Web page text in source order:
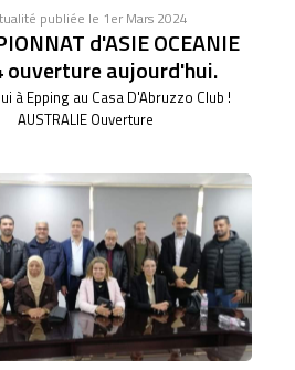
publiée le 1er Mars 2024
d'ASIE OCEANIE
ouverture aujourd'hui.
à Epping au Casa D'Abruzzo Club !
AUSTRALIE Ouverture